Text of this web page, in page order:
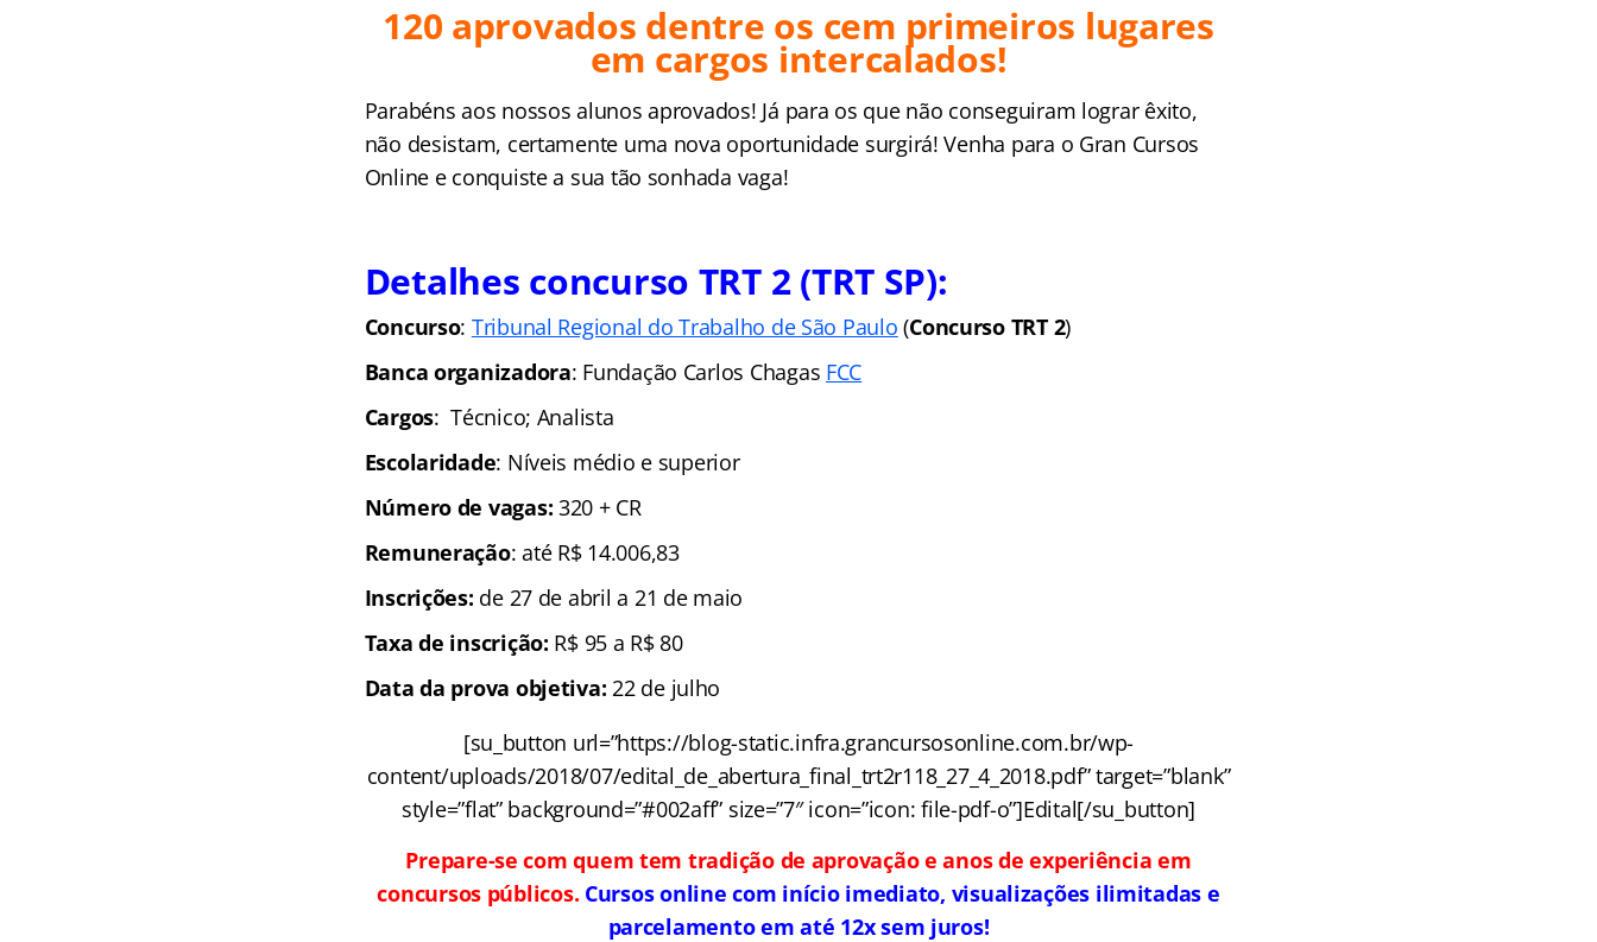
120 aprovados dentre os cem primeiros lugares
em cargos intercalados!
Parabéns aos nossos alunos aprovados! Já para os que não conseguiram lograr êxito,
não desistam, certamente uma nova oportunidade surgirá! Venha para o Gran Cursos
Online e conquiste a sua tão sonhada vaga!
Detalhes concurso TRT 2 (TRT SP):​​
Concurso: Tribunal Regional do Trabalho de São Paulo (Concurso TRT 2)
Banca organizadora: Fundação Carlos Chagas FCC
Cargos: Técnico; Analista
Escolaridade: Níveis médio e superior
Número de vagas: 320 + CR
Remuneração: até R$ 14.006,83
Inscrições: de 27 de abril a 21 de maio
Taxa de inscrição: R$ 95 a R$ 80
Data da prova objetiva:22 de julho
​​[su_button url=”https://blog-static.infra.grancursosonline.com.br/wp-
content/uploads/2018/07/edital_de_abertura_final_trt2r118_27_4_2018.pdf” target=”blank”
style=”flat” background=”#002aff” size=”7″ icon=”icon: file-pdf-o”]Edital[/su_button]​
Prepare-se com quem tem tradição de aprovação e anos de experiência em
concursos públicos. Cursos online com início imediato, visualizações ilimitadas e
parcelamento em até 12x sem juros!